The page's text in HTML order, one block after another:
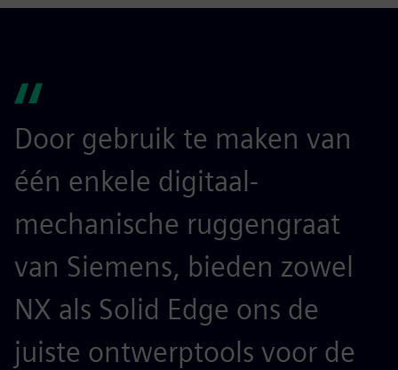
Door gebruik te maken van
één enkele digitaal-
mechanische ruggengraat
van Siemens, bieden zowel
NX als Solid Edge ons de
juiste ontwerptools voor de